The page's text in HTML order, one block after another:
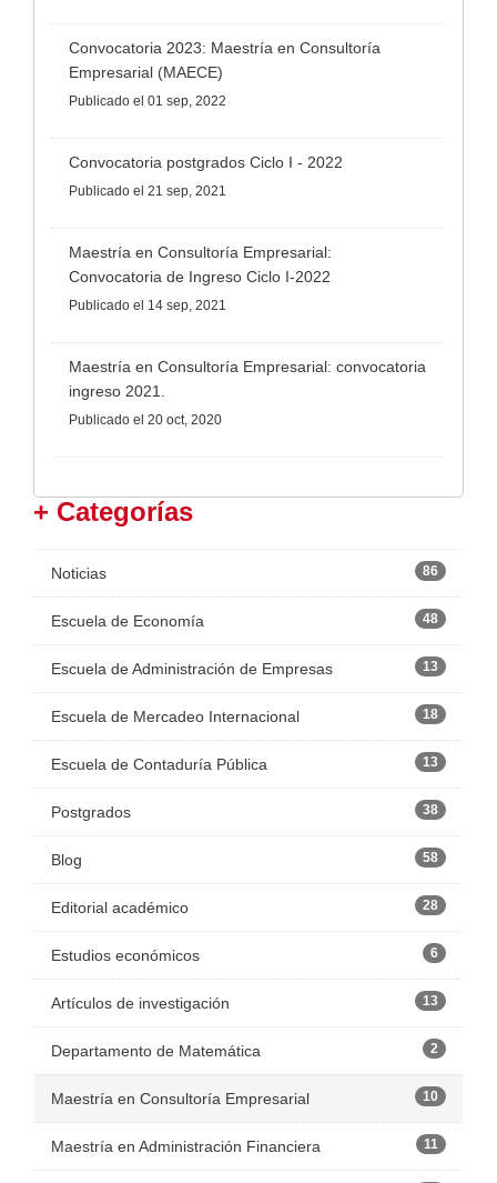
Convocatoria 2023: Maestría en Consultoría
Empresarial (MAECE)
Publicado el 01 sep, 2022
Convocatoria postgrados Ciclo I - 2022
Publicado el 21 sep, 2021
Maestría en Consultoría Empresarial:
Convocatoria de Ingreso Ciclo I-2022
Publicado el 14 sep, 2021
Maestría en Consultoría Empresarial: convocatoria
ingreso 2021.
Publicado el 20 oct, 2020
+ Categorías
Noticias 86
Escuela de Economía 48
Escuela de Administración de Empresas 13
Escuela de Mercadeo Internacional 18
Escuela de Contaduría Pública 13
Postgrados 38
Blog 58
Editorial académico 28
Estudios económicos 6
Artículos de investigación 13
Departamento de Matemática 2
Maestría en Consultoría Empresarial 10
Maestría en Administración Financiera 11